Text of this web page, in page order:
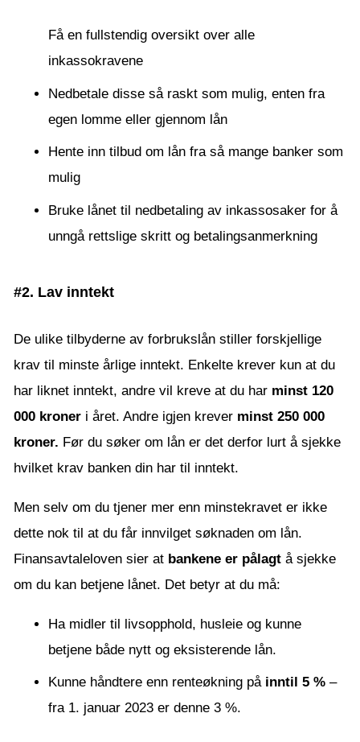
Få en fullstendig oversikt over alle
inkassokravene
Nedbetale disse så raskt som mulig, enten fra
egen lomme eller gjennom lån
Hente inn tilbud om lån fra så mange banker som
mulig
Bruke lånet til nedbetaling av inkassosaker for å
unngå rettslige skritt og betalingsanmerkning
#2. Lav inntekt
De ulike tilbyderne av forbrukslån stiller forskjellige
krav til minste årlige inntekt. Enkelte krever kun at du
har liknet inntekt, andre vil kreve at du har minst 120
000 kroner i året. Andre igjen krever minst 250 000
kroner. Før du søker om lån er det derfor lurt å sjekke
hvilket krav banken din har til inntekt.
Men selv om du tjener mer enn minstekravet er ikke
dette nok til at du får innvilget søknaden om lån.
Finansavtaleloven sier at bankene er pålagt å sjekke
om du kan betjene lånet. Det betyr at du må:
Ha midler til livsopphold, husleie og kunne
betjene både nytt og eksisterende lån.
Kunne håndtere enn renteøkning på inntil 5 %–
fra 1. januar 2023 er denne 3 %.